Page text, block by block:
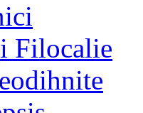
Filocalie